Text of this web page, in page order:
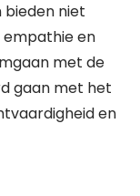
bieden niet
empathie en
met de
gaan met het
en